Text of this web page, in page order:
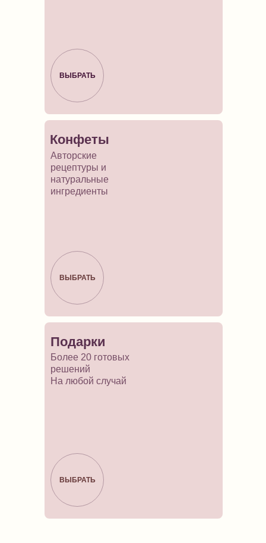
ВЫБРАТЬ
ВЫБРАТЬ
Конфеты
Авторские
рецептуры и
натуральные
ингредиенты
ВЫБРАТЬ
Подарки
Более 20 готовых
решений
На любой случай